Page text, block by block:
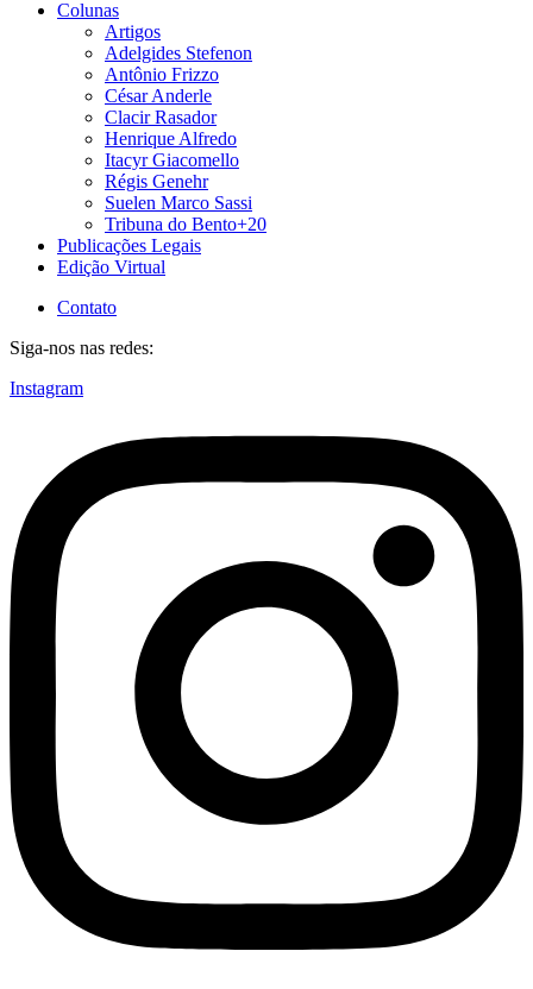
Colunas
Artigos
Adelgides Stefenon
Antônio Frizzo
César Anderle
Clacir Rasador
Henrique Alfredo
Itacyr Giacomello
Régis Genehr
Suelen Marco Sassi
Tribuna do Bento+20
Publicações Legais
Edição Virtual
Contato
Siga-nos nas redes:
Instagram